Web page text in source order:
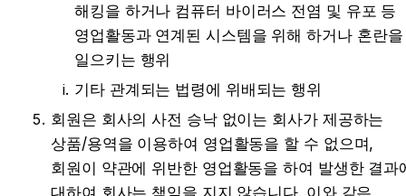
해킹을 하거나 컴퓨터 바이러스 전염 및 유포 등
영업활동과 연계된 시스템을 위해 하거나 혼란을
일으키는 행위
기타 관계되는 법령에 위배되는 행위
회원은 회사의 사전 승낙 없이는 회사가 제공하는
상품/용역을 이용하여 영업활동을 할 수 없으며,
회원이 약관에 위반한 영업활동을 하여 발생한 결과
대하여 회사는 책임을 지지 않습니다. 이와 같은